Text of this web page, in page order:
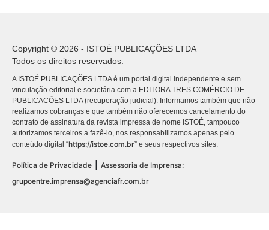
Copyright © 2026 - ISTOÉ PUBLICAÇÕES LTDA
Todos os direitos reservados.
A ISTOÉ PUBLICAÇÕES LTDA é um portal digital independente e sem
vinculação editorial e societária com a EDITORA TRES COMÉRCIO DE
PUBLICACÕES LTDA (recuperação judicial). Informamos também que não
realizamos cobranças e que também não oferecemos cancelamento do
contrato de assinatura da revista impressa de nome ISTOÉ, tampouco
autorizamos terceiros a fazê-lo, nos responsabilizamos apenas pelo
conteúdo digital “https://istoe.com.br” e seus respectivos sites.
Política de Privacidade
Assessoria de Imprensa:
grupoentre.imprensa@agenciafr.com.br